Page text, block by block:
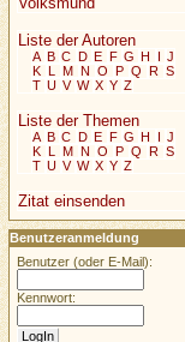
Liste der Autoren
A B C D E F G H I J
K L M N O P Q R S
T U V W X Y Z
Liste der Themen
A B C D E F G H I J
K L M N O P Q R S
T U V W X Y Z
Zitat einsenden
Benutzeranmeldung
Benutzer (oder E-Mail):
Kennwort: